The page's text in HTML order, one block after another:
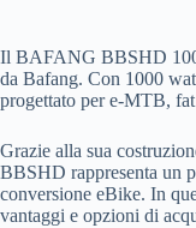
Il BAFANG BBSHD
da Bafang. Con 1000
progettato per e-MTB,
Grazie alla sua
BBSHD rappresenta un
conversione eBike. In
vantaggi e opzioni di